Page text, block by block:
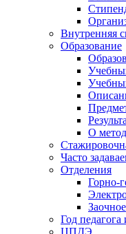
Внутренняя
Образование
О
Часто
Отделения
Горно-
Заочное
Год педагога
ЦПДЭ